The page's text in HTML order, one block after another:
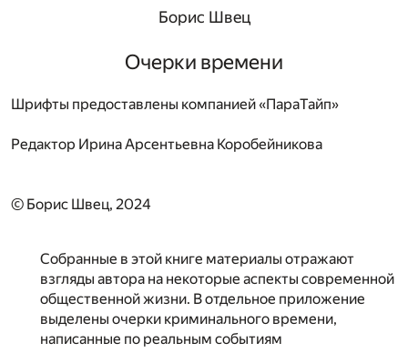
Борис Швец
Очерки времени
Шрифты предоставлены компанией «ПараТайп»
Редактор Ирина Арсентьевна Коробейникова
© Борис Швец, 2024
Собранные в этой книге материалы отражают
взгляды автора на некоторые аспекты современной
общественной жизни. В отдельное приложение
выделены очерки криминального времени,
написанные по реальным событиям